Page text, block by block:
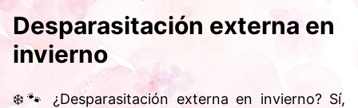
Desparasitación externa en
invierno
❄️🐾 ¿Desparasitación externa en invierno? Sí,